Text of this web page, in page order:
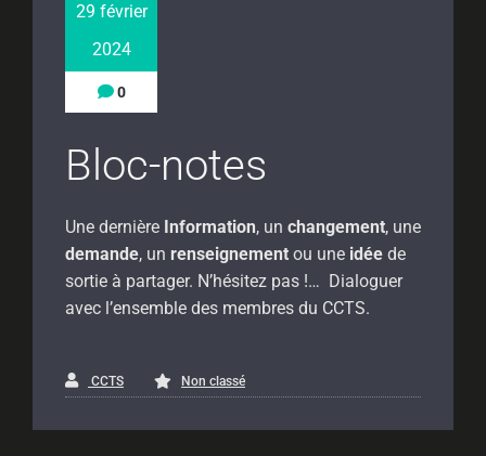
29 février
2024
0
Bloc-notes
Une dernière Information, un changement, une
demande, un renseignement ou une idée de
sortie à partager. N’hésitez pas !… Dialoguer
avec l’ensemble des membres du CCTS.
CCTS Non classé